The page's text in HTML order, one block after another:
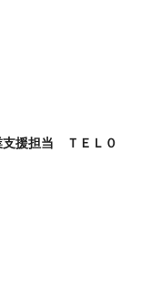
支援担当 ＴＥＬ０